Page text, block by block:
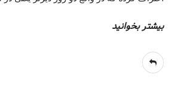
بیشتر بخوانید